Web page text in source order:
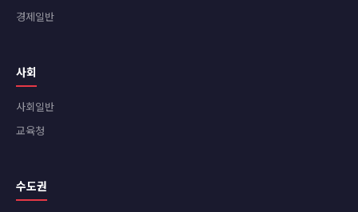
경제일반
사회
사회일반
교육청
수도권